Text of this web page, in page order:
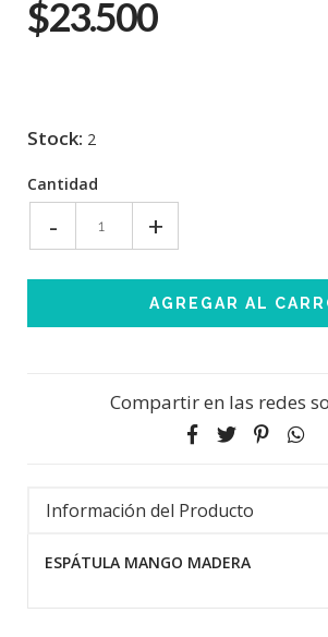
$23.500
Stock: 2
Cantidad
- +
Compartir en las redes
Información del Producto
ESPÁTULA MANGO MADERA